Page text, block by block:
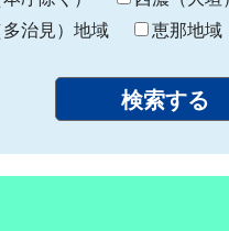
り
治見）地域 恵那地域